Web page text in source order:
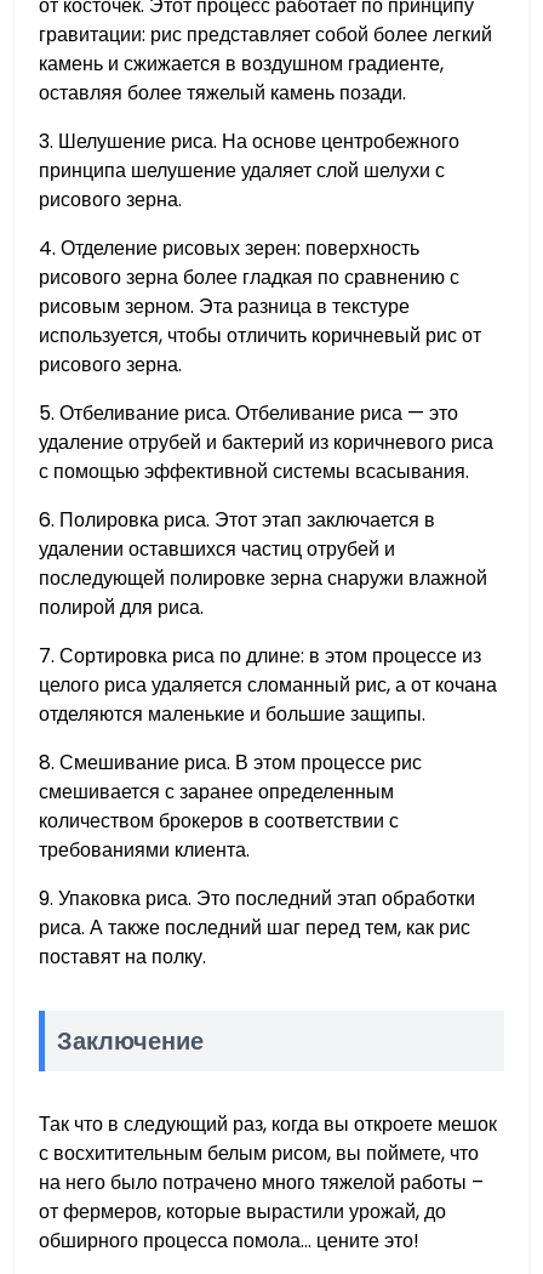
гравитации: рис представляет собой более легкий
камень и сжижается в воздушном градиенте,
оставляя более тяжелый камень позади.
3. Шелушение риса. На основе центробежного
принципа шелушение удаляет слой шелухи с
рисового зерна.
4. Отделение рисовых зерен: поверхность
рисового зерна более гладкая по сравнению с
рисовым зерном. Эта разница в текстуре
используется, чтобы отличить коричневый рис от
рисового зерна.
5. Отбеливание риса. Отбеливание риса — это
удаление отрубей и бактерий из коричневого риса
с помощью эффективной системы всасывания.
6. Полировка риса. Этот этап заключается в
удалении оставшихся частиц отрубей и
последующей полировке зерна снаружи влажной
полирой для риса.
7. Сортировка риса по длине: в этом процессе из
целого риса удаляется сломанный рис, а от кочана
отделяются маленькие и большие защипы.
8. Смешивание риса. В этом процессе рис
смешивается с заранее определенным
количеством брокеров в соответствии с
требованиями клиента.
9. Упаковка риса. Это последний этап обработки
риса. А также последний шаг перед тем, как рис
поставят на полку.
Заключение
Так что в следующий раз, когда вы откроете мешок
с восхитительным белым рисом, вы поймете, что
на него было потрачено много тяжелой работы –
от фермеров, которые вырастили урожай, до
обширного процесса помола… цените это!